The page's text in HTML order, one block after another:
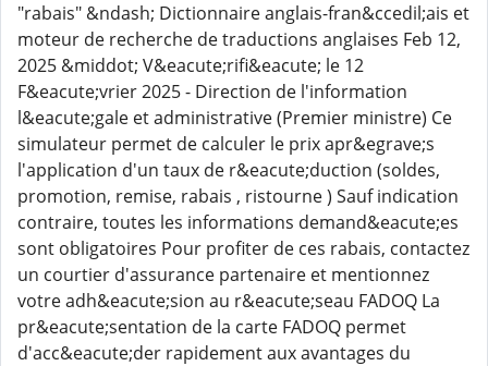
"rabais" &ndash; Dictionnaire anglais-fran&ccedil;ais et
moteur de recherche de traductions anglaises Feb 12,
2025 &middot; V&eacute;rifi&eacute; le 12
F&eacute;vrier 2025 - Direction de l'information
l&eacute;gale et administrative (Premier ministre) Ce
simulateur permet de calculer le prix apr&egrave;s
l'application d'un taux de r&eacute;duction (soldes,
promotion, remise, rabais , ristourne ) Sauf indication
contraire, toutes les informations demand&eacute;es
sont obligatoires Pour profiter de ces rabais, contactez
un courtier d'assurance partenaire et mentionnez
votre adh&eacute;sion au r&eacute;seau FADOQ La
pr&eacute;sentation de la carte FADOQ permet
d'acc&eacute;der rapidement aux avantages du